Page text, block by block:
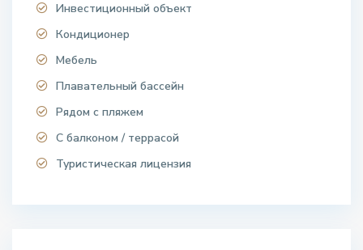
Инвестиционный объект
Кондиционер
Мебель
Плавательный бассейн
Рядом с пляжем
С балконом / террасой
Туристическая лицензия